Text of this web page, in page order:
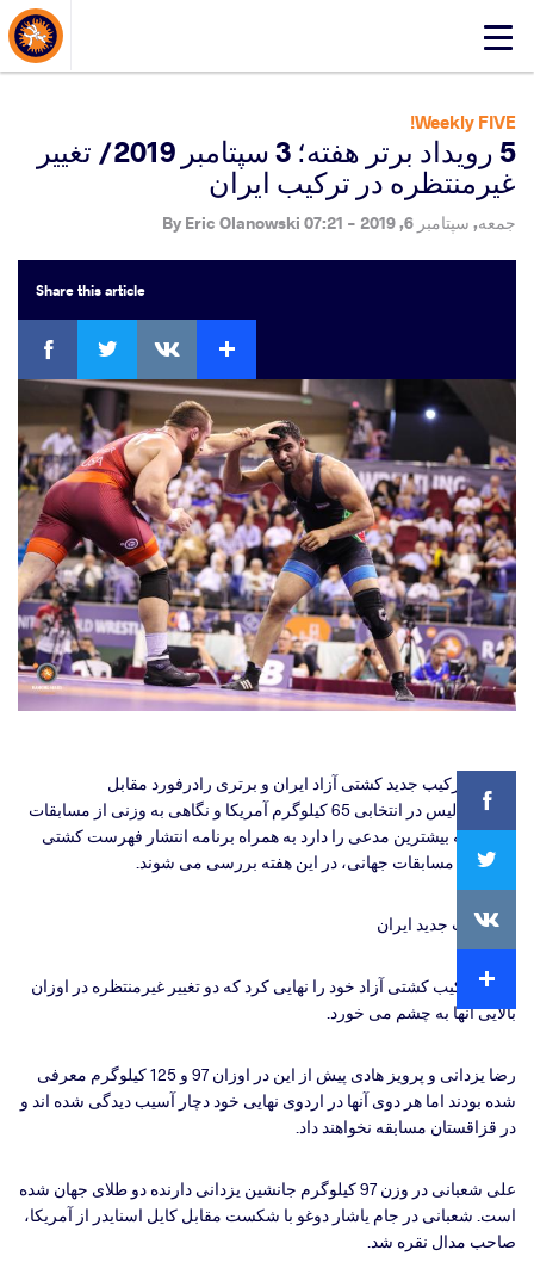
Click
open
mobile
menu
Weekly FIVE!
5 رویداد برتر هفته؛ 3 سپتامبر 2019/ تغییر
غیرمنتظره در ترکیب ایران
جمعه, سپتامبر 6, 2019 - 07:21 Eric Olanowski
Sharethis article
Facebook
Twitter
مباحث ترکیب جدید کشتی آزاد ایران و برتری رادرفورد مقابل
دیاکومیهالیس در انتخابی 65 کیلوگرم آمریکا و نگاهی به وزنی از مسابقات
جهانی که بیشترین مدعی را دارد به همراه برنامه انتشار فهرست کشتی
گیران در مسابقات جهانی، در این هفته بررسی می شوند.
ایران ترکیب کشتی آزاد خود را نهایی کرد که دو تغییر غیرمنتظره در اوزان
بالایی آنها به چشم می خورد.
رضا یزدانی و پرویز هادی پیش از این در اوزان 97 و 125 کیلوگرم معرفی
شده بودند اما هر دوی آنها در اردوی نهایی خود دچار آسیب دیدگی شده اند و
در قزاقستان مسابقه نخواهند داد.
علی شعبانی در وزن 97 کیلوگرم جانشین یزدانی دارنده دو طلای جهان شده
است. شعبانی در جام یاشار دوغو با شکست مقابل کایل اسنایدر از آمریکا،
صاحب مدال نقره شد.